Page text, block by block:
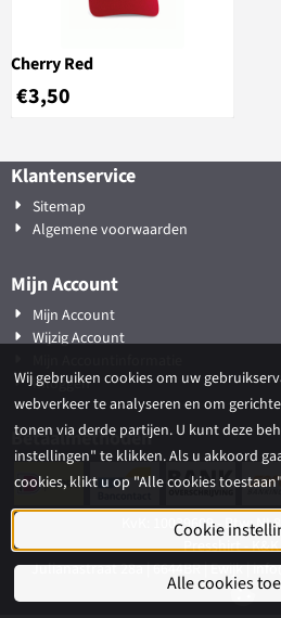
Cherry Red
€3,50
Klantenservice
Sitemap
Algemene voorwaarden
Mijn Account
Mijn Account
Wijzig Account
Inloggen
Betaalmethoden
KvK: 10039609 - Btw:
Presshirt -
Julianastraat 28a | 6644BR | Ewijk |
Wij gebruiken cookies om uw
webverkeer te analyseren en om
tonen via derde partijen. U kunt deze
instellingen" te klikken. Als u akkoord
cookies, klikt u op "Alle cookies
Cookie
Alle cookies